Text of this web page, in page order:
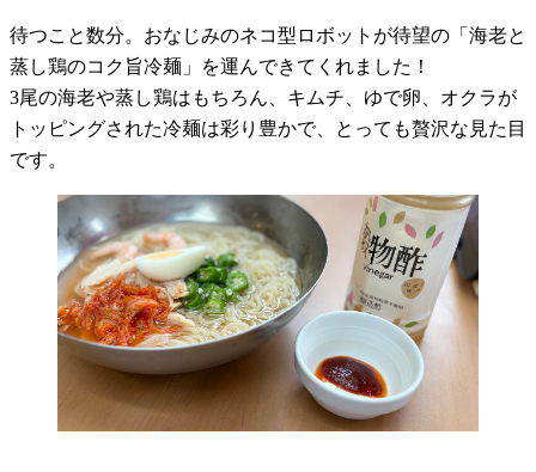
待つこと数分。おなじみのネコ型ロボットが待望の「海老と
蒸し鶏のコク旨冷麺」を運んできてくれました！
3尾の海老や蒸し鶏はもちろん、キムチ、ゆで卵、オクラが
トッピングされた冷麺は彩り豊かで、とっても贅沢な見た目
です。